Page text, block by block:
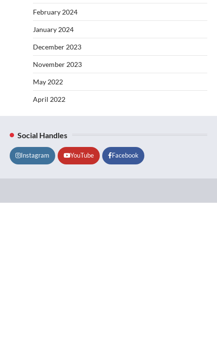
February 2024
January 2024
December 2023
November 2023
May 2022
April 2022
Social Handles
Instagram YouTube Facebook